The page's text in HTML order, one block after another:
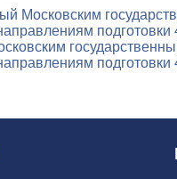
Московским
подготовки
подготовки